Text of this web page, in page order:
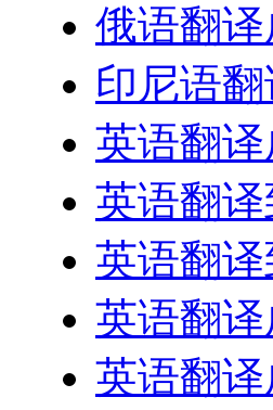
俄语翻
印尼语
英语翻
英语翻
英语翻
英语翻
英语翻